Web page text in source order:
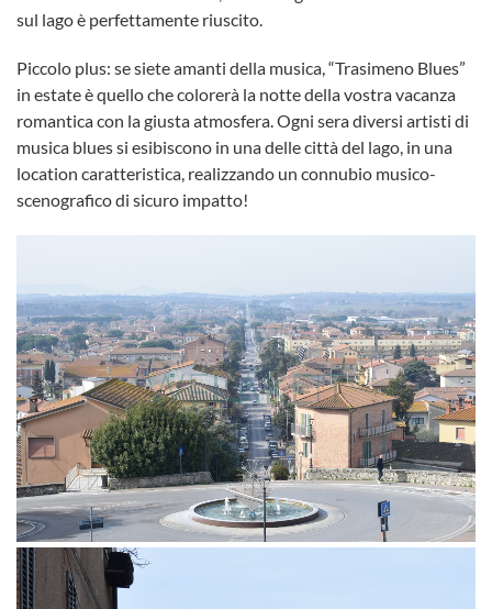
sul lago è perfettamente riuscito.
Piccolo plus: se siete amanti della musica, “Trasimeno Blues”
in estate è quello che colorerà la notte della vostra vacanza
romantica con la giusta atmosfera. Ogni sera diversi artisti di
musica blues si esibiscono in una delle città del lago, in una
location caratteristica, realizzando un connubio musico-
scenografico di sicuro impatto!